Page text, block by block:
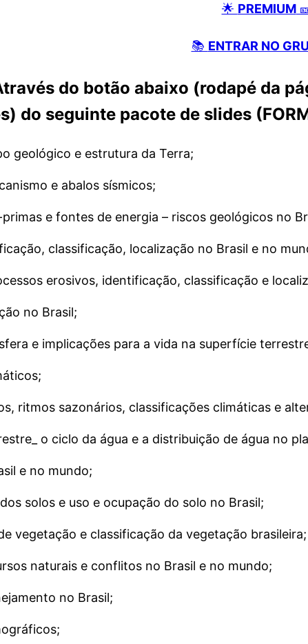
🌟 PREMIUM
📚 ENTRAR NO
do botão abaixo (rodapé da
do seguinte pacote de slides
geológico e estrutura da Terra;
e abalos sísmicos;
e fontes de energia – riscos geológicos no
classificação, localização no Brasil e no
erosivos, identificação, classificação e
no Brasil;
e implicações para a vida na superfície
ritmos sazonários, classificações climáticas e
o ciclo da água e a distribuição de água no
e no mundo;
solos e uso e ocupação do solo no Brasil;
vegetação e classificação da vegetação brasileira;
naturais e conflitos no Brasil e no mundo;
no Brasil;